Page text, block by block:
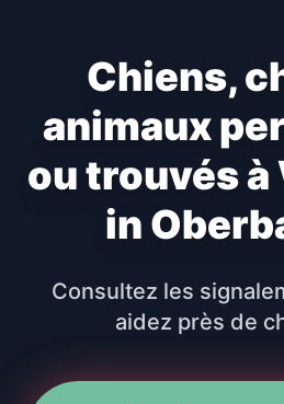
Chiens,
animaux
ou trouvés
in
Consultez les
aidez près de